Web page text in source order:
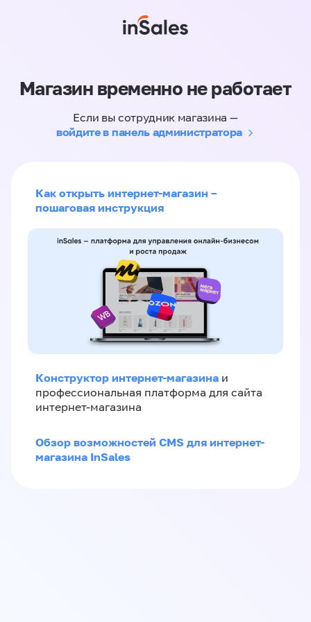
Магазин временно не работает
Если вы сотрудник магазина —
войдите в панель администратора
Как открыть интернет-магазин –
пошаговая инструкция
Конструктор интернет-магазина и
профессиональная платформа для сайта
интернет-магазина
Обзор возможностей CMS для интернет-
магазина InSales